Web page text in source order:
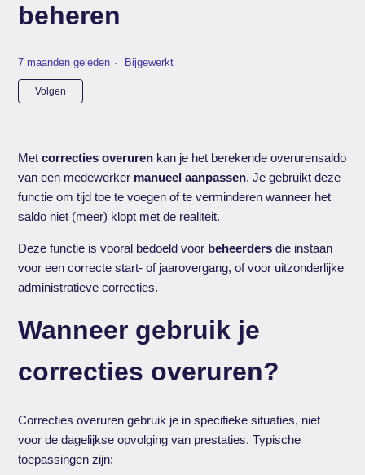
beheren
7 maanden geleden Bijgewerkt
Volgen
Metcorrecties overuren kan je het berekende overurensaldo
van een medewerker manueel aanpassen. Je gebruikt deze
functie om tijd toe te voegen of te verminderen wanneer het
saldo niet (meer) klopt met de realiteit.
Deze functie is vooral bedoeld voor beheerders die instaan
voor een correcte start- of jaarovergang, of voor uitzonderlijke
administratieve correcties.
Wanneer gebruik je
correcties overuren?
Correcties overuren gebruik je in specifieke situaties, niet
voor de dagelijkse opvolging van prestaties. Typische
toepassingen zijn: